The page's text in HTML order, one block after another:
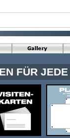
FÜR